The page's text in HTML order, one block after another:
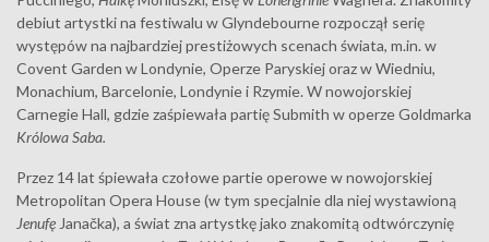
debiut artystki na festiwalu w Glyndebourne rozpoczął serię
występów na najbardziej prestiżowych scenach świata, m.in. w
Covent Garden w Londynie, Operze Paryskiej oraz w Wiedniu,
Monachium, Barcelonie, Londynie i Rzymie. W nowojorskiej
Carnegie Hall, gdzie zaśpiewała partię Submith w operze Goldmarka
Królowa Saba.
Przez 14 lat śpiewała czołowe partie operowe w nowojorskiej
Metropolitan Opera House (w tym specjalnie dla niej wystawioną
Jenufę Janačka), a świat zna artystkę jako znakomitą odtwórczynię